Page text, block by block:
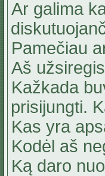
Ar galima
Pamečiau
Aš
Kažkada
prisijungti.
Kas yra
Kodėl aš
Ką daro